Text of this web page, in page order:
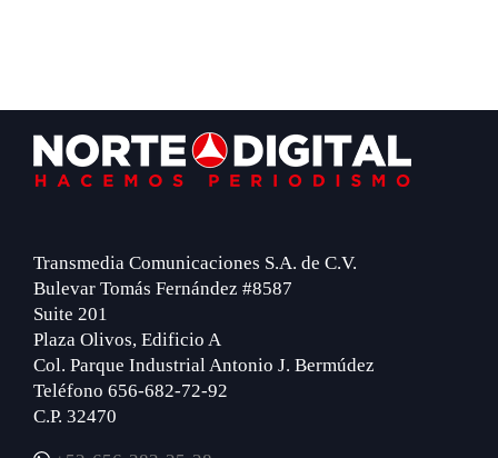
Footer
Transmedia Comunicaciones S.A. de C.V.
Bulevar Tomás Fernández #8587
Suite 201
Plaza Olivos, Edificio A
Col. Parque Industrial Antonio J. Bermúdez
Teléfono 656-682-72-92
C.P. 32470